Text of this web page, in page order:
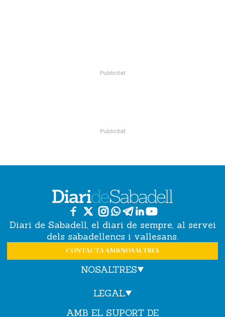
Diari de Sabadell, el diari de sempre, al servei
dels sabadellencs i vallesans.
CONTACTA AMB NOSALTRES
NOSALTRES
LEGAL
AMB EL SUPORT DE